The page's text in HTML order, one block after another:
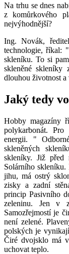
Na trhu se dnes
z komůrkového
nejvýhodnější?
Ing. Novák,
technologie, říkal:
skleníku. To si
skleněné skleníky
dlouhou životnost
Jaký tedy
Hobby magazíny
polykarbonát.
energii. "
skleněných
skleníky. Již před
Solárního
jihu, má ostrý
zisky a zadní
princip Pasivního
zeleninu. Jen v
Samozřejmostí je
není zelené.
polských je
Čiré dvojsklo má
uchovat teplo.